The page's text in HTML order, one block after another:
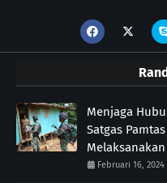
Menjaga
Satgas
Februari 16, 2024